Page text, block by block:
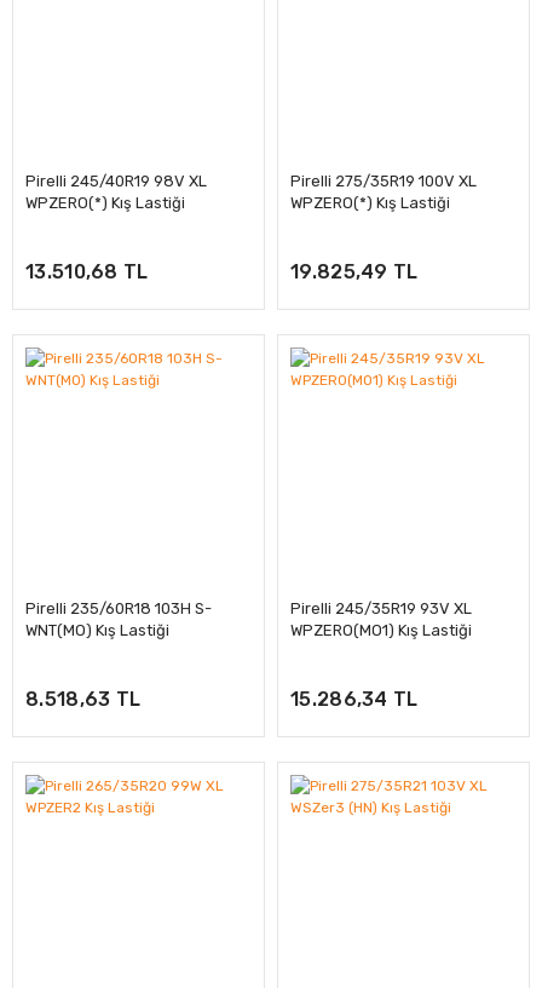
Pirelli 245/40R19 98V XL
WPZERO(*) Kış Lastiği
13.510,68 TL
Pirelli 275/35R19 100V XL
WPZERO(*) Kış Lastiği
19.825,49 TL
Pirelli 235/60R18 103H S-
WNT(MO) Kış Lastiği
8.518,63 TL
Pirelli 245/35R19 93V XL
WPZERO(MO1) Kış Lastiği
15.286,34 TL